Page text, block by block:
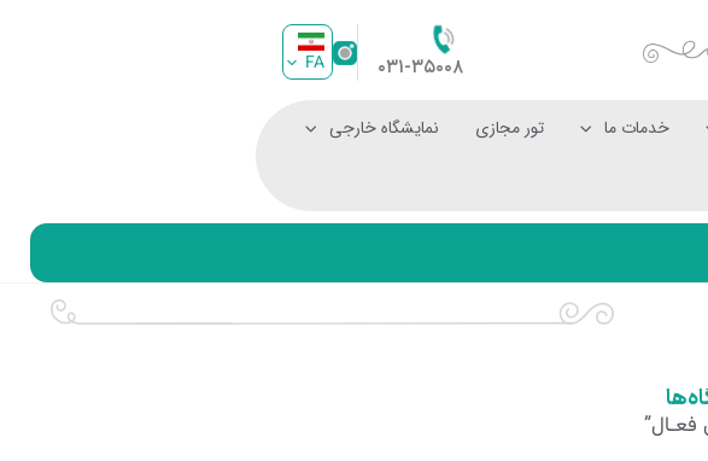
۰۳۱-۳۵۰۰۸ FA
خدمات ما تور مجازی نمایشگاه خارجی
فعـال”